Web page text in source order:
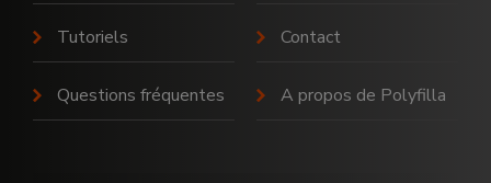
Tutoriels
Questions fréquentes
Contact
A propos de Polyfilla